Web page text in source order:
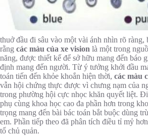
thuở đầu đi sâu vào một vài ánh nhìn rõ ràng,
rằng các màu của xe vision là một trong
năng, được thiết kế để sở hữu mang đến báo
định mang đến người. Từ ý tưởng khởi đầu
toán tiến đến khỏe khoắn hiện thời, các màu
vẫn hội chứng thực được vì chưng nạm của
trong phường hội cực nhọc khăn quyết liệt.
phụ cùng khoa học cao đa phần hơn trong
trọng mang đến bài bác toán bắt buộc dùng
em. Phần tiếp theo đã phân tích điều tỉ mỷ
tố chủ quản.